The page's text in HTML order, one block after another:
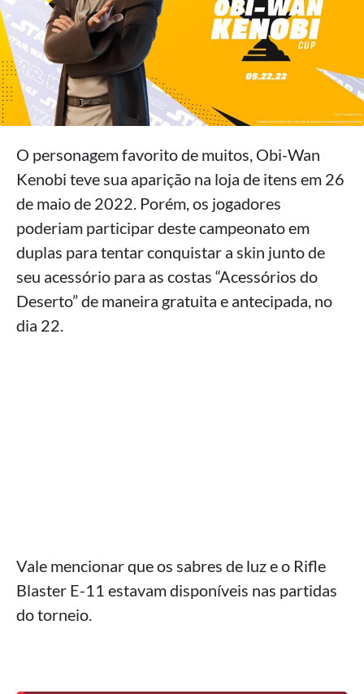
O personagem favorito de muitos, Obi-Wan
Kenobi teve sua aparição na loja de itens em 26
de maio de 2022. Porém, os jogadores
poderiam participar deste campeonato em
duplas para tentar conquistar a skin junto de
seu acessório para as costas “Acessórios do
Deserto” de maneira gratuita e antecipada, no
dia 22.
Vale mencionar que os sabres de luz e o Rifle
Blaster E-11 estavam disponíveis nas partidas
do torneio.